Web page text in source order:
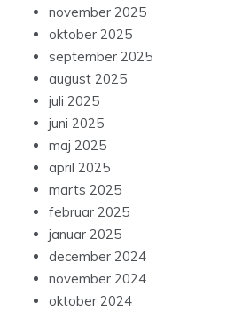
november 2025
oktober 2025
september 2025
august 2025
juli 2025
juni 2025
maj 2025
april 2025
marts 2025
februar 2025
januar 2025
december 2024
november 2024
oktober 2024